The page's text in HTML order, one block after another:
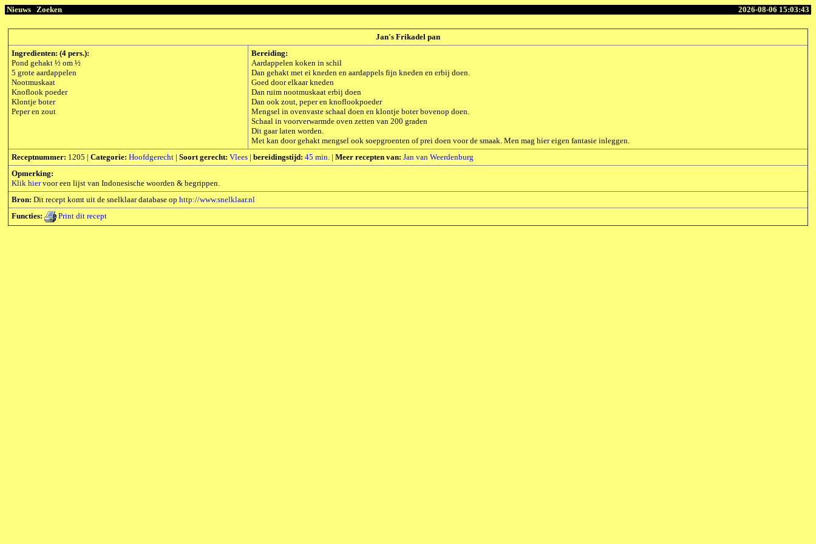
Nieuws Zoeken 2026-08-06 15:03:43
Jan's Frikadel pan
Ingredienten: (4 pers.):
Pond gehakt ½ om ½
5 grote aardappelen
Nootmuskaat
Knoflook poeder
Klontje boter
Peper en zout
Bereiding:
Aardappelen koken in schil
Dan gehakt met ei kneden en aardappels fijn kneden en erbij doen.
Goed door elkaar kneden
Dan ruim nootmuskaat erbij doen
Dan ook zout, peper en knoflookpoeder
Mengsel in ovenvaste schaal doen en klontje boter bovenop doen.
Schaal in voorverwarmde oven zetten van 200 graden
Dit gaar laten worden.
Met kan door gehakt mengsel ook soepgroenten of prei doen voor de smaak. Men mag hier eigen fantasie inleggen.
Receptnummer: 1205 | Categorie: Hoofdgerecht | Soort gerecht: Vlees | bereidingstijd: 45 min. | Meer recepten van: Jan van Weerdenburg
Opmerking:
Klik hiervoor een lijst van Indonesische woorden & begrippen.
Bron: Dit recept komt uit de snelklaar database op http://www.snelklaar.nl
Functies:
Print dit recept